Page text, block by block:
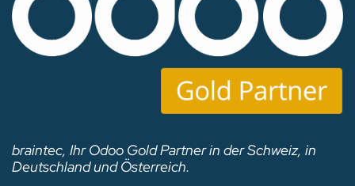
braintec, Ihr Odoo Gold Partner in der Schweiz, in
Deutschland und Österreich.